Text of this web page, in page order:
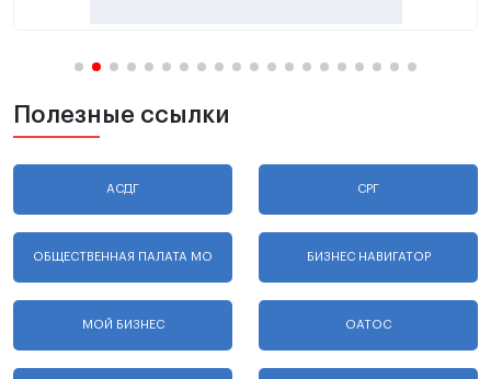
Полезные ссылки
АСДГ СРГ
ОБЩЕСТВЕННАЯ ПАЛАТА МО БИЗНЕС НАВИГАТОР
МОЙ БИЗНЕС ОАТОС